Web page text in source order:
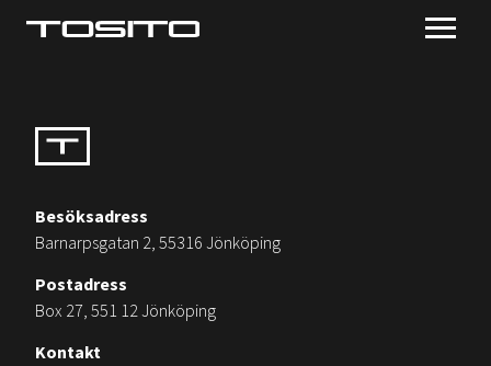
Besöksadress
Barnarpsgatan 2, 55316 Jönköping
Postadress
Box 27, 551 12 Jönköping
Kontakt